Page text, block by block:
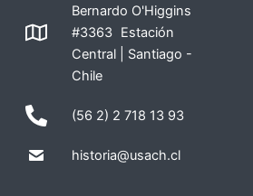
Bernardo O'Higgins
#3363 Estación
Central | Santiago -
Chile
(56 2) 2 718 13 93
historia@usach.cl